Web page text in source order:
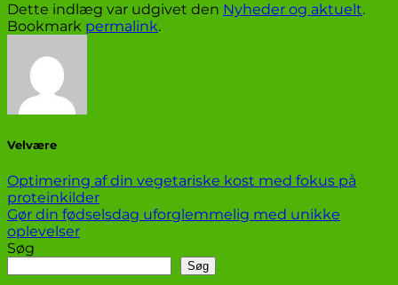
Dette indlæg var udgivet den Nyheder og aktuelt.
Bookmark permalink.
Velvære
Optimering af din vegetariske kost med fokus på
proteinkilder
Gør din fødselsdag uforglemmelig med unikke
oplevelser
Søg
Søg